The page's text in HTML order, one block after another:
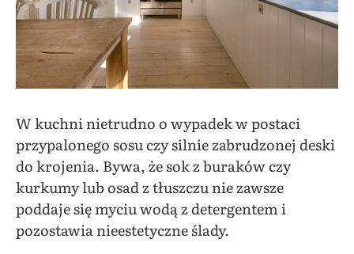
W kuchni nietrudno o wypadek w postaci
przypalonego sosu czy silnie zabrudzonej deski
do krojenia. Bywa, że sok z buraków czy
kurkumy lub osad z tłuszczu nie zawsze
poddaje się myciu wodą z detergentem i
pozostawia nieestetyczne ślady.